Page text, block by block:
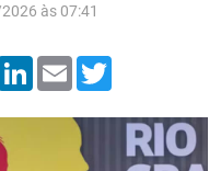
às 07:41
LinkedIn
Email